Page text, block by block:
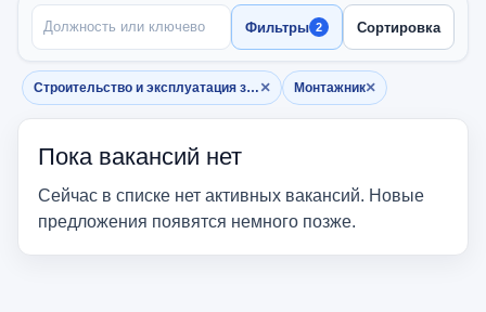
ПОИСК ПО НАЗВАНИЮ
Фильтры 2 Сортировка
Строительство и эксплуатация зданий ×
Убрать фильтр
Монтажник×
Убрать фильтр
Пока вакансий нет
Сейчас в списке нет активных вакансий. Новые
предложения появятся немного позже.